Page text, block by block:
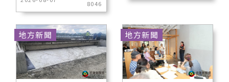
8046
地方新聞 地方新聞